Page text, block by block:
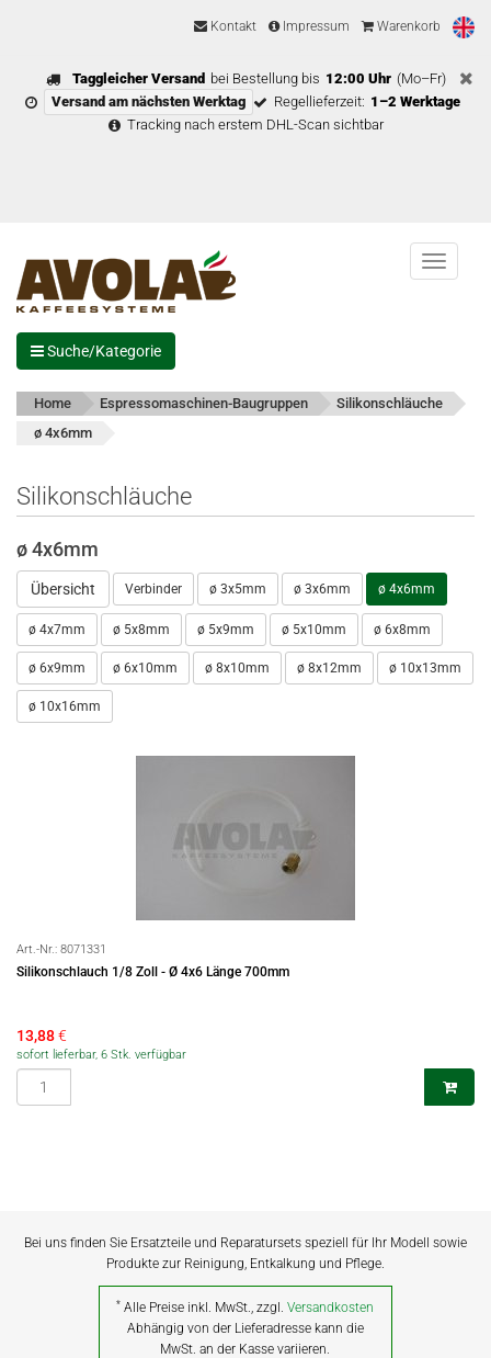
Kontakt Impressum Warenkorb
Taggleicher Versand bei Bestellung bis 12:00 Uhr (Mo–Fr)
Versand am nächsten Werktag
Regellieferzeit: 1–2 Werktage
Tracking nach erstem DHL-Scan sichtbar
Menu
Suche/Kategorie
Home Espressomaschinen-Baugruppen
Silikonschläuche
ø 4x6mm
Silikonschläuche
ø 4x6mm
Übersicht Verbinder ø 3x5mm ø 3x6mm ø 4x6mm
ø 4x7mm ø 5x8mm ø 5x9mm ø 5x10mm ø 6x8mm
ø 6x9mm ø 6x10mm ø 8x10mm ø 8x12mm ø 10x13mm
ø 10x16mm
Art.-Nr.: 8071331
Silikonschlauch 1/8 Zoll - Ø 4x6 Länge 700mm
13,88€
sofort lieferbar, 6 Stk. verfügbar
Bei uns finden Sie Ersatzteile und Reparatursets speziell für Ihr Modell sowie
Produkte zur Reinigung, Entkalkung und Pflege.
* Alle Preise inkl. MwSt., zzgl.Versandkosten
Abhängig von der Lieferadresse kann die
MwSt. an der Kasse variieren.